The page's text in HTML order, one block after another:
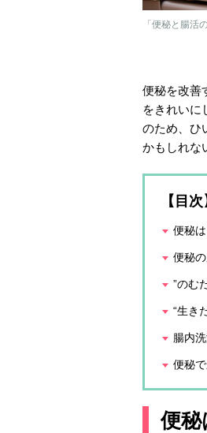
「便秘と腸活
便秘を改善
をきれいに
のため、ひ
かもしれな
【目次
便秘
便秘
”のむ
“生き
腸内
便秘
便秘